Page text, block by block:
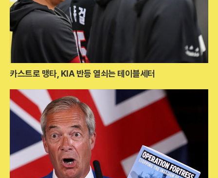
카스트로 맹타, KIA 반등 열쇠는 테이블세터